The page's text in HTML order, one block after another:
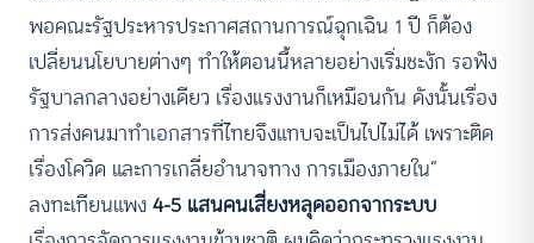
พอคณะรัฐประหารประกาศสถานการณ์ฉุกเฉิน 1 ปี ก็ต้อง
เปลี่ยนนโยบายต่างๆ ทำให้ตอนนี้หลายอย่างเริ่มชะงัก รอฟัง
รัฐบาลกลางอย่างเดียว เรื่องแรงงานก็เหมือนกัน ดังนั้นเรื่อง
การส่งคนมาทำเอกสารที่ไทยจึงแทบจะเป็นไปไม่ได้ เพราะติด
เรื่องโควิด และการเกลี่ยอำนาจทาง การเมืองภายใน”
ลงทะเทียนแพง4-5 แสนคนเสี่ยงหลุดออกจากระบบ